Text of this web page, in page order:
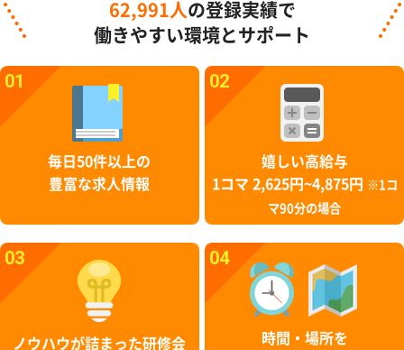
62,991人 の登録実績で
働きやすい環境とサポート
01
毎日50件以上の
豊富な求人情報
02
嬉しい高給与
1コマ 2,625円~4,875円
※1コ
マ90分の場合
03
ノウハウが詰まった研修会
04
時間・場所を